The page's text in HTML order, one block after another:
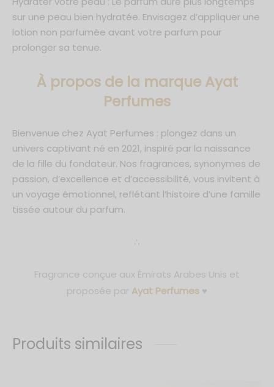
sur une peau bien hydratée. Envisagez d’appliquer une
lotion non parfumée avant votre parfum pour
prolonger sa tenue.
À propos de la marque Ayat
Perfumes
Bienvenue chez Ayat Perfumes : plongez dans un
univers captivant né en 2021, inspiré par la naissance
de la fille du fondateur. Nos fragrances, synonymes de
passion, d’excellence et d’accessibilité, vous invitent à
un voyage émotionnel, reflétant l’histoire d’une famille
tissée autour du parfum.
∴
Fragrance conçue aux Émirats Arabes Unis et
proposée par Ayat Perfumes ♥
Produits similaires